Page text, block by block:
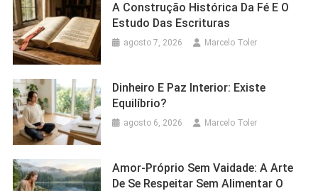
A Construção Histórica Da Fé E O
Estudo Das Escrituras
agosto 7, 2026 Marcelo Toler
Dinheiro E Paz Interior: Existe
Equilíbrio?
agosto 6, 2026 Marcelo Toler
Amor-Próprio Sem Vaidade: A Arte
De Se Respeitar Sem Alimentar O